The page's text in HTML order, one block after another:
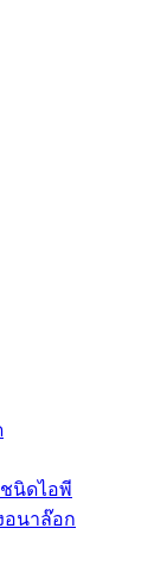
นิดไอพี
นาล๊อก